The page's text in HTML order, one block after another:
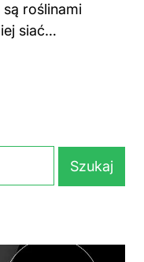
roślinami
siać…